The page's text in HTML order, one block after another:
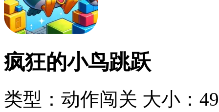
疯狂的小鸟跳跃
类型：动作闯关 大小：